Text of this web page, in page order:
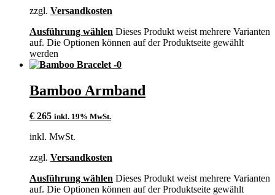
zzgl. Versandkosten
Ausführung wählen Dieses Produkt weist mehrere Varianten
auf. Die Optionen können auf der Produktseite gewählt
werden
Bamboo Armband
€ 265 inkl. 19% MwSt.
inkl. MwSt.
zzgl. Versandkosten
Ausführung wählen Dieses Produkt weist mehrere Varianten
auf. Die Optionen können auf der Produktseite gewählt